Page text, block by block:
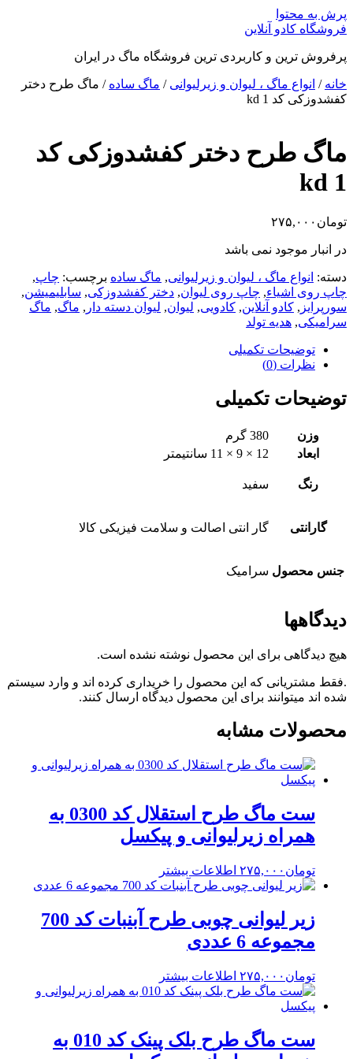
پرش به محتوا
فروشگاه کادو آنلاین
پرفروش ترین و کاربردی ترین فروشگاه ماگ در ایران
خانه / انواع ماگ ، لیوان و زیرلیوانی / ماگ ساده / ماگ طرح دختر
کفشدوزکی کد kd 1
ماگ طرح دختر کفشدوزکی کد
kd 1
تومان ۲۷۵,۰۰۰
در انبار موجود نمی باشد
دسته: انواع ماگ ، لیوان و زیرلیوانی, ماگ ساده برچسب: چاپ,
چاپ روی اشیاء, چاپ روی لیوان, دختر کفشدوزکی, سابلیمیشن,
سورپرایز , کادو آنلاین, کادویی, لیوان, لیوان دسته دار , ماگ, ماگ
سرامیکی, هدیه تولد
توضیحات تکمیلی
نظرات (0)
توضیحات تکمیلی
وزن
380 گرم
ابعاد
12 × 9 × 11 سانتیمتر
رنگ سفید
گارانتی گار انتی اصالت و سلامت فیزیکی کالا
جنس محصول سرامیک
دیدگاهها
هیچ دیدگاهی برای این محصول نوشته نشده است.
.فقط مشتریانی که این محصول را خریداری کرده اند و وارد سیستم
شده اند میتوانند برای این محصول دیدگاه ارسال کنند.
محصولات مشابه
ست ماگ طرح استقلال کد 0300 به
همراه زیرلیوانی و پیکسل
تومان ۲۷۵,۰۰۰ اطلاعات بیشتر
زیر لیوانی چوبی طرح آبنبات کد 700
مجموعه 6 عددی
تومان ۲۷۵,۰۰۰ اطلاعات بیشتر
ست ماگ طرح بلک پینک کد 010 به